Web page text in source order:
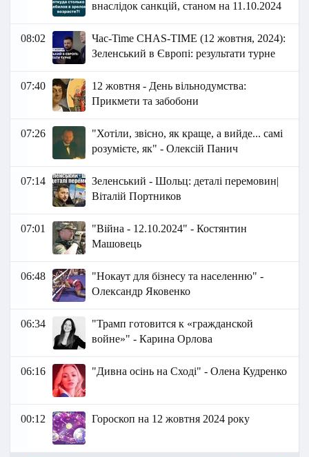
внаслідок санкцій, станом на 11.10.2024
08:02
Час-Time CHAS-TIME (12 жовтня, 2024):
Зеленський в Європі: результати турне
07:40
12 жовтня - День вільнодумства:
Прикмети та забобони
07:26
"Хотіли, звісно, як краще, а вийде... самі
розумієте, як" - Олексій Панич
07:14
Зеленський - Шольц: деталі перемовин|
Віталій Портников
07:01
"Війна - 12.10.2024" - Костянтин
Машовець
06:48
"Нокаут для бізнесу та населенню" -
Олександр Яковенко
06:34
"Трамп готовится к «гражданской
войне»" - Карина Орлова
06:16 "Дивна осінь на Сході" - Олена Кудренко
00:12 Гороскоп на 12 жовтня 2024 року